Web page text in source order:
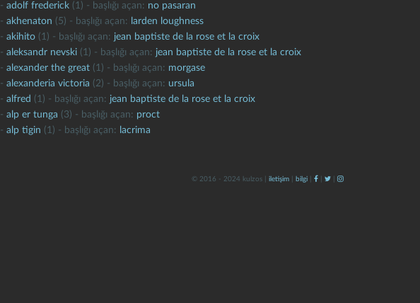
-adolf frederick (1) - başlığı açan: no pasaran
-akhenaton (5) - başlığı açan: larden loughness
-akihito (1) - başlığı açan: jean baptiste de la rose et la croix
-aleksandr nevski (1) - başlığı açan: jean baptiste de la rose et la croix
-alexander the great (1) - başlığı açan: morgase
-alexanderia victoria (2) - başlığı açan: ursula
-alfred (1) - başlığı açan: jean baptiste de la rose et la croix
-alp er tunga (3) - başlığı açan: proct
-alp tigin (1) - başlığı açan: lacrima
© 2016 - 2024 kulzos | iletişim bilgi